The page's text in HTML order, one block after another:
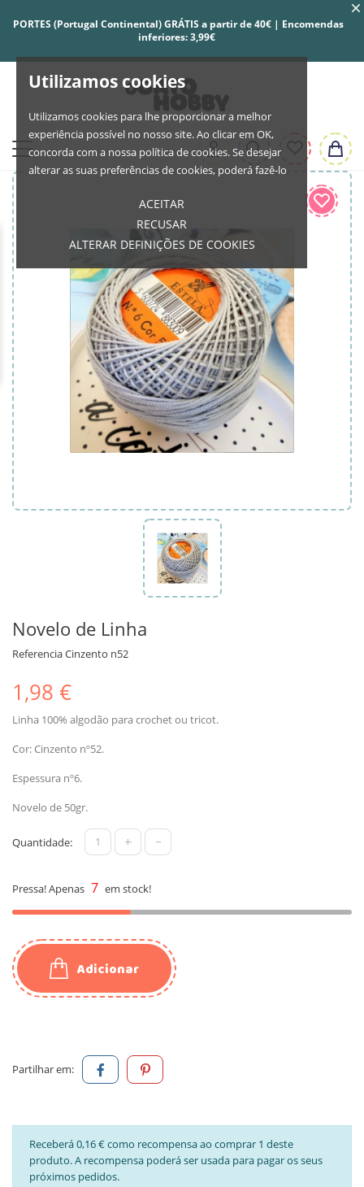
Utilizamos cookies
Utilizamos cookies para lhe proporcionar a melhor
experiência possível no nosso site. Ao clicar em OK,
concorda com a nossa política de cookies. Se desejar
alterar as suas preferências de cookies, poderá fazê-lo
ACEITAR
RECUSAR
ALTERAR DEFINIÇÕES DE COOKIES
PORTES (Portugal Continental) GRÁTIS a partir de 40€ | Encomendas
inferiores: 3,99€
Novelo de Linha
ReferenciaCinzento n52
1,98 €
Linha 100% algodão para crochet ou tricot.
Cor: Cinzento nº52.
Espessura nº6.
Novelo de 50gr.
Quantidade: + -
Pressa! Apenas 7 em stock!
Adicionar
Partilhar em:
Receberá 0,16 € como recompensa ao comprar 1 deste
produto. A recompensa poderá ser usada para pagar os seus
próximos pedidos.